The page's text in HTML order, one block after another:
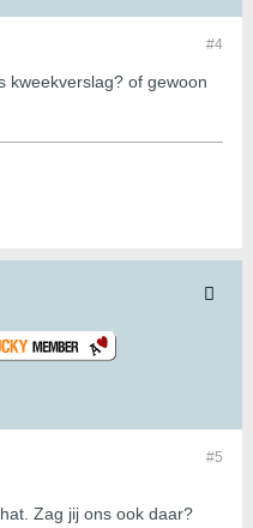
#4
kweekverslag? of gewoon
#5
Zag jij ons ook daar?